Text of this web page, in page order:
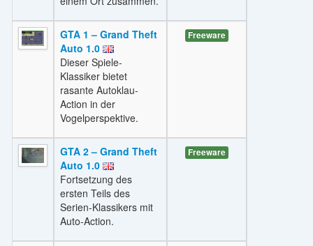
GTA 1 – Grand Theft
Auto 1.0
Dieser Spiele-
Klassiker bietet
rasante Autoklau-
Action in der
Vogelperspektive.
Freeware
GTA 2 – Grand Theft
Auto 1.0
Fortsetzung des
ersten Teils des
Serien-Klassikers mit
Auto-Action.
Freeware